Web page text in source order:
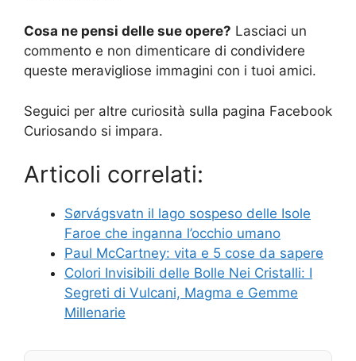
Cosa ne pensi delle sue opere? Lasciaci un
commento e non dimenticare di condividere
queste meravigliose immagini con i tuoi amici.
Seguici per altre curiosità sulla pagina Facebook
Curiosando si impara.
Articoli correlati:
Sørvágsvatn il lago sospeso delle Isole
Faroe che inganna l’occhio umano
Paul McCartney: vita e 5 cose da sapere
Colori Invisibili delle Bolle Nei Cristalli: I
Segreti di Vulcani, Magma e Gemme
Millenarie